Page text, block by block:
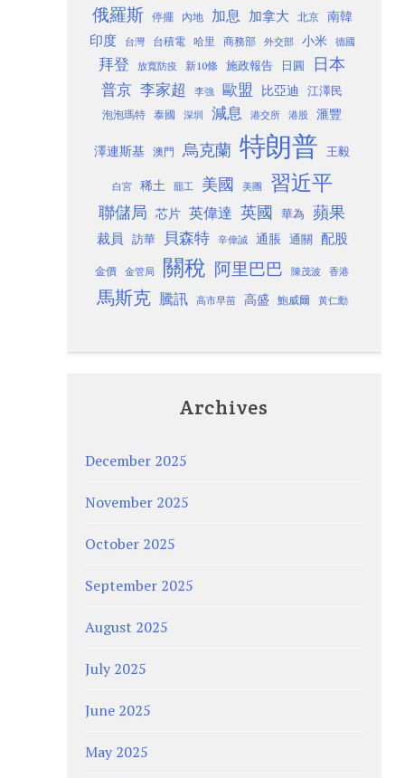
俄羅斯 停擺 內地 加息 加拿大 北京
南韓
印度
台灣 台積電 哈里 商務部 外交部 小米 德國
拜登 放寬防疫 新10條 施政報告 日圓 日本
普京 李家超 李強 歐盟 比亞迪 江澤民
泡泡瑪特 泰國 深圳 減息 港交所 港股 滙豐
澤連斯基 澳門 烏克蘭 特朗普 王毅
白宮 稀土 罷工 美國 美團 習近平
聯儲局 芯片 英偉達 英國 華為 蘋果
裁員 訪華 貝森特 辛偉誠 通脹 通關 配股
金價 金管局 關稅 阿里巴巴 陳茂波 香港
馬斯克 騰訊 高市早苗 高盛 鮑威爾 黃仁勳
Archives
December 2025
November 2025
October 2025
September 2025
August 2025
July 2025
June 2025
May 2025